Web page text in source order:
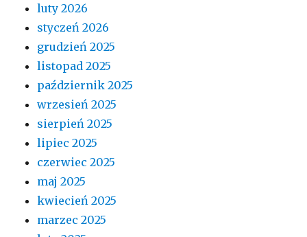
luty 2026
styczeń 2026
grudzień 2025
listopad 2025
październik 2025
wrzesień 2025
sierpień 2025
lipiec 2025
czerwiec 2025
maj 2025
kwiecień 2025
marzec 2025